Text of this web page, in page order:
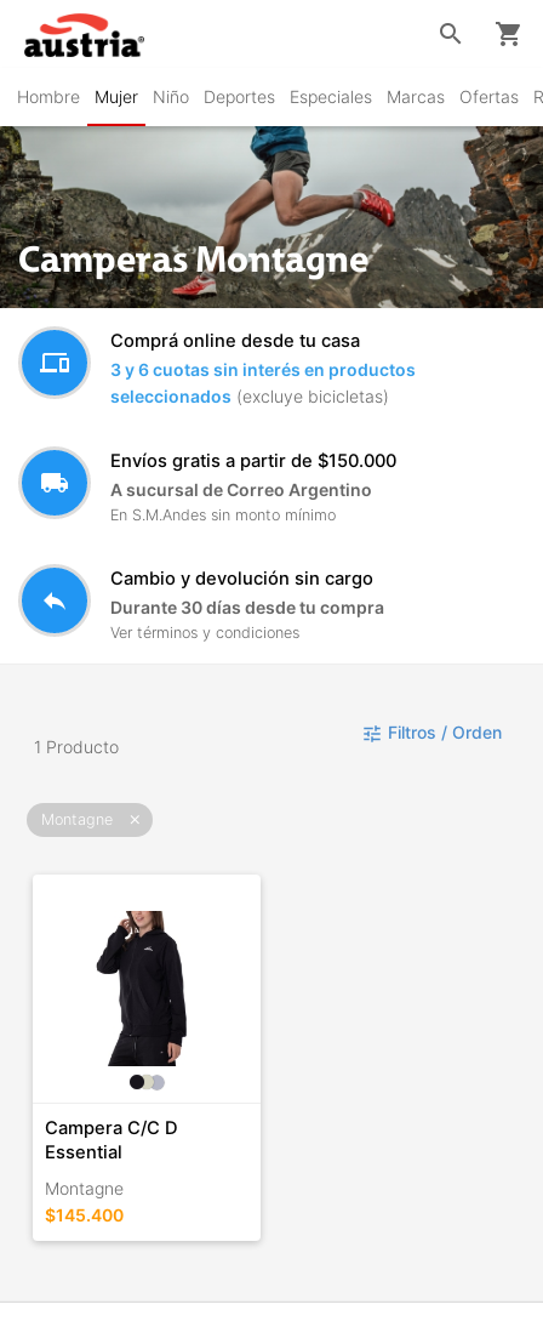
Hombre Mujer Niño Deportes Especiales Marcas Ofertas
search shopping_cart
Camperas Montagne
devices
Comprá online desde tu casa
3 y 6 cuotas sin interés en productos
seleccionados (excluye bicicletas)
local_shipping
Envíos gratis a partir de $150.000
A sucursal de Correo Argentino
En S.M.Andes sin monto mínimo
reply
Cambio y devolución sin cargo
Durante 30 días desde tu compra
Ver términos y condiciones
1 Producto
tune Filtros / Orden
Montagne close
Campera C/C D
Essential
Montagne
$145.400